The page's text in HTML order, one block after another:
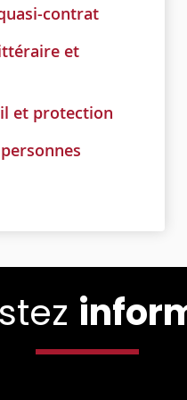
contrat
et
et protection